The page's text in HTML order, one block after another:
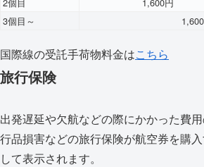
3個目～
国際線の受託手荷物料金はこちら
旅行保険
出発遅延や欠航などの際にかかった費
行品損害などの旅行保険が航空券を購
して表示されます。